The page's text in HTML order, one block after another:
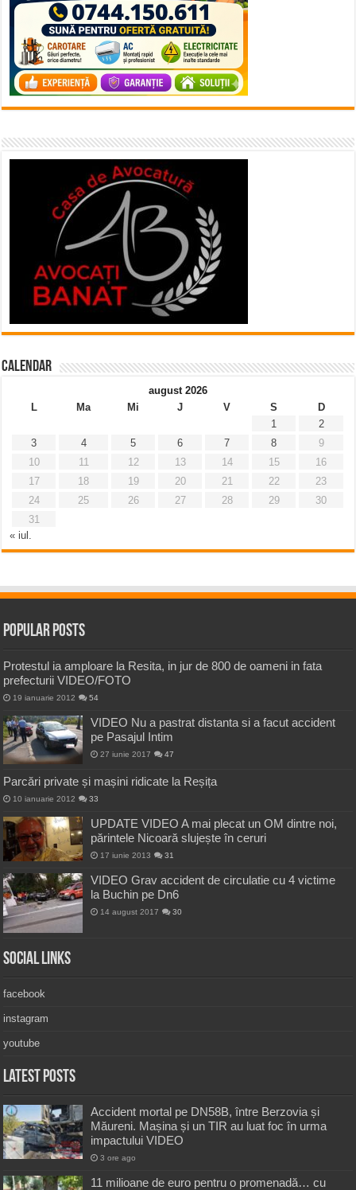
Calendar
august 2026
L
Ma Mi J V S
D
1
2
3
4 5 6 7 8
9
10
11 12 13 14 15
16
17
18 19 20 21 22
23
24
25 26 27 28 29
30
31
« iul.
Popular Posts
Protestul ia amploare la Resita, in jur de 800 de oameni in fata
prefecturii VIDEO/FOTO
19 ianuarie 2012 54
VIDEO Nu a pastrat distanta si a facut accident
pe Pasajul Intim
27 iunie 2017 47
Parcări private și mașini ridicate la Reșița
10 ianuarie 2012 33
UPDATE VIDEO A mai plecat un OM dintre noi,
părintele Nicoară slujește în ceruri
17 iunie 2013 31
VIDEO Grav accident de circulatie cu 4 victime
la Buchin pe Dn6
14 august 2017 30
Social Links
facebook
instagram
youtube
Latest Posts
Accident mortal pe DN58B, între Berzovia și
Măureni. Mașina și un TIR au luat foc în urma
impactului VIDEO
3 ore ago
11 milioane de euro pentru o promenadă… cu